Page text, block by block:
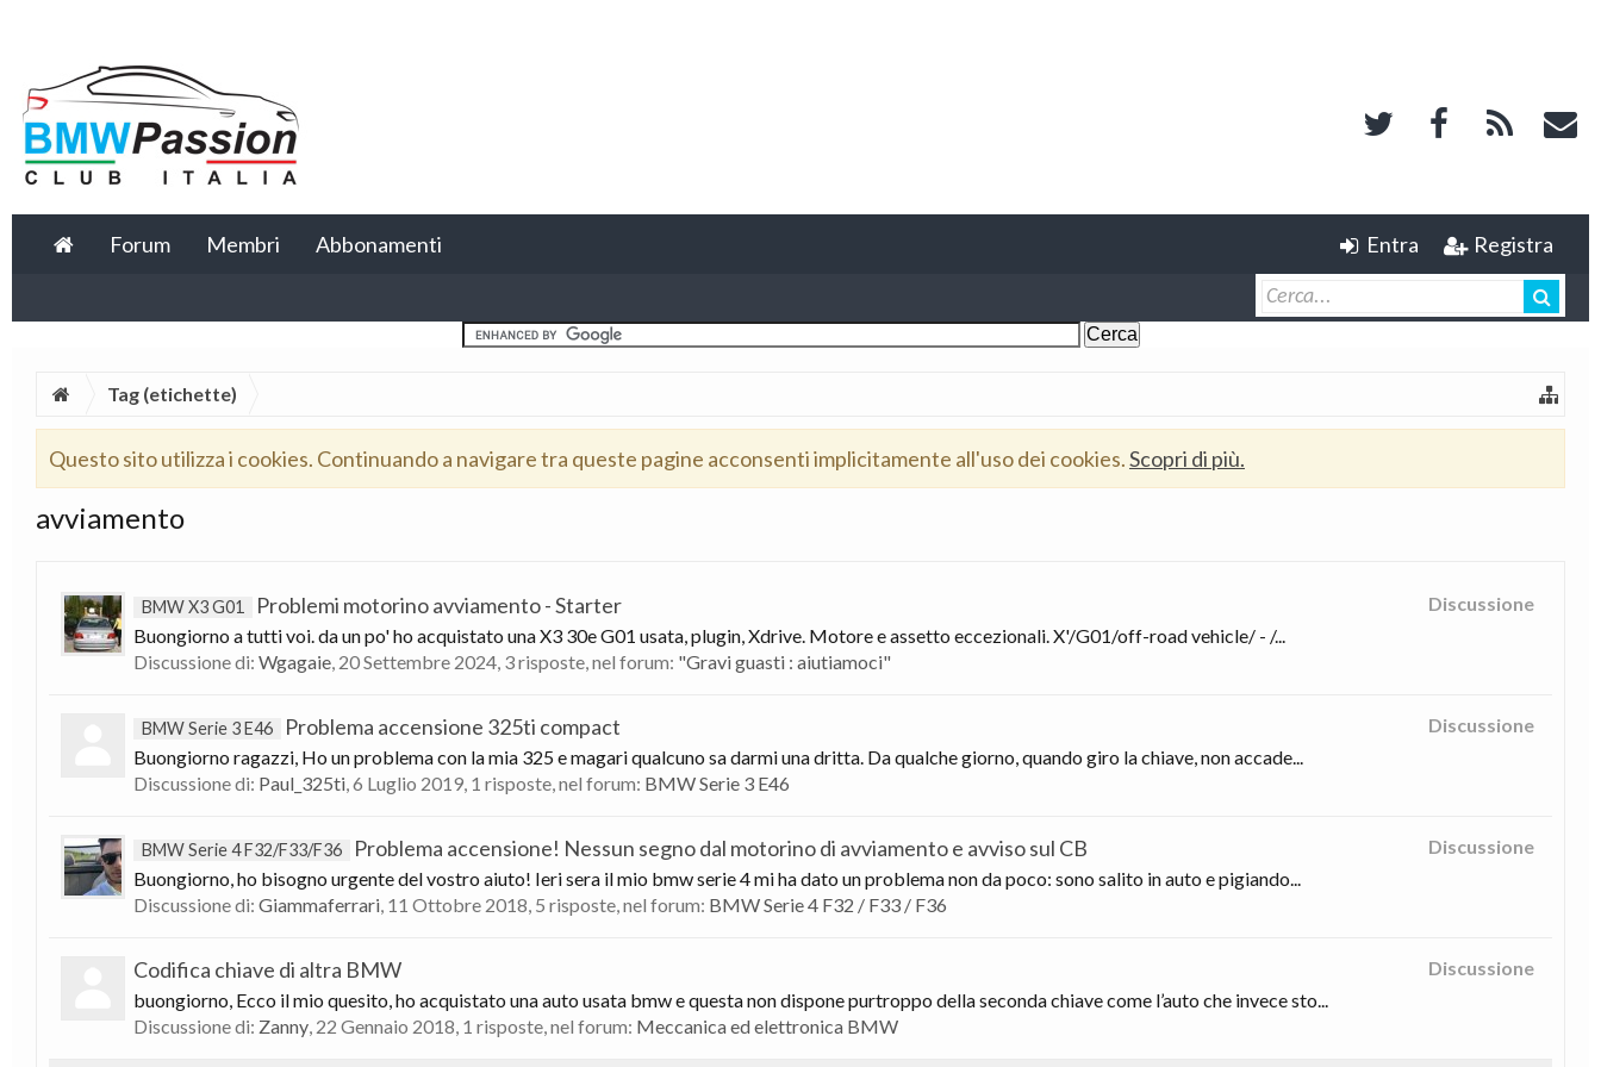
Forum Membri Abbonamenti Entra Registra
Tag (etichette)
Questo sito utilizza i cookies. Continuando a navigare tra queste pagine acconsenti implicitamente all'uso dei cookies.Scopri di più.
avviamento
Discussione
BMW X3 G01 Problemi motorino avviamento - Starter
Buongiorno a tutti voi. da un po' ho acquistato una X3 30e G01 usata, plugin, Xdrive. Motore e assetto eccezionali. X'/G01/off-road vehicle/ - /...
Discussione di: Wgagaie, 20 Settembre 2024, 3 risposte, nel forum: "Gravi guasti : aiutiamoci"
Discussione
BMW Serie 3 E46 Problema accensione 325ti compact
Buongiorno ragazzi, Ho un problema con la mia 325 e magari qualcuno sa darmi una dritta. Da qualche giorno, quando giro la chiave, non accade...
Discussione di: Paul_325ti,6 Luglio 2019, 1 risposte, nel forum: BMW Serie 3 E46
Discussione
BMW Serie 4 F32/F33/F36 Problema accensione! Nessun segno dal motorino di avviamento e avviso sul CB
Buongiorno, ho bisogno urgente del vostro aiuto! Ieri sera il mio bmw serie 4 mi ha dato un problema non da poco: sono salito in auto e pigiando...
Discussione di: Giammaferrari, 11 Ottobre 2018, 5 risposte, nel forum: BMW Serie 4 F32 / F33 / F36
Discussione
Codifica chiave di altra BMW
buongiorno, Ecco il mio quesito, ho acquistato una auto usata bmw e questa non dispone purtroppo della seconda chiave come l’auto che invece sto...
Discussione di: Zanny, 22 Gennaio 2018, 1 risposte, nel forum: Meccanica ed elettronica BMW